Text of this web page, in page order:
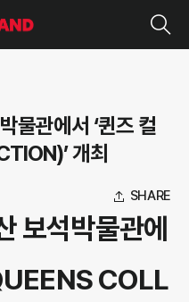
물관에서 ‘퀸즈 컬
개최
SHARE
보석박물관에
COLL